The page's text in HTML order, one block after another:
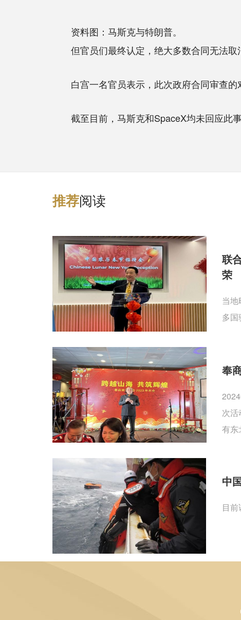
资料图：马斯克与特朗普。
但官员们最终认定，绝大多数合同无法取
白宫一名官员表示，此次政府合同审查的
截至目前，马斯克和SpaceX均未回应此事
推荐阅读
联
荣
当地
多国
奉
次
有东
中
目